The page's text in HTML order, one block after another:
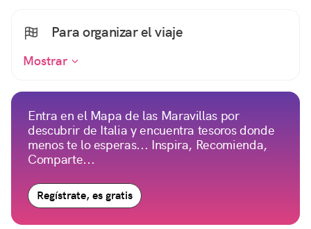
Para organizar el viaje
Mostrar
Entra en el Mapa de las Maravillas por
descubrir de Italia y encuentra tesoros donde
menos te lo esperas... Inspira, Recomienda,
Comparte...
Regístrate, es gratis